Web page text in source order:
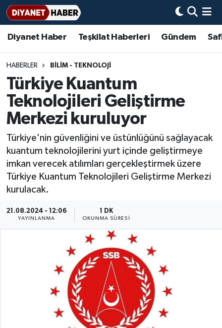
Diyanet Haber Teşkilat Haberleri Gündem
HABERLER BİLİM - TEKNOLOJİ
Türkiye Kuantum
Teknolojileri Geliştirme
Merkezi kuruluyor
Türkiye'nin güvenliğini ve üstünlüğünü sağlayacak
kuantum teknolojilerini yurt içinde geliştirmeye
imkan verecek atılımları gerçekleştirmek üzere
Türkiye Kuantum Teknolojileri Geliştirme Merkezi
kurulacak.
21.08.2024 - 12:06
YAYINLANMA
1 DK
OKUNMA SÜRESI
Diyanet Haber
Teşkilat Haberleri
Adana Müftülüğü
Adıyaman Müftülüğü
Afyonkarahisar Müftülüğü
Ağrı Müftülüğü
Aksaray Müftülüğü
Amasya Müftülüğü
Ankara Müftülüğü
Antalya Müftülüğü
Ardahan Müftülüğü
Artvin Müftülüğü
Aydın Müftülüğü
Balıkesir Müftülüğü
Gündem
#Keşfet
Bir Ayet
Bir Hikaye
Biyografiler
Dini kavramlar
Diyanet Bilgi
Diyanet Takvimi
Dualar
Hadislerle İslam
Kurban
Mukabele
Peygamberimizin Hayatı
Basında Bugün
DİYANET eKİTAP
Diyanet Dergi
Aile Dergisi
Aylık Dergi
TDV
DİYANET AKADEMİ
DİYANET GENÇLİK
DİYANET RADYO/TV
İmam Hatip Okulları
Başmakale
Hadis-i Şerifler
Hayat Okumaları
Nöbetçi Eczaneler
Hava Durumu
Ankara Namaz Vakitleri
Trafik Durumu
Süper Lig Puan Durumu ve Fikstür
Tüm Manşetler
Son Dakika Haberleri
Haber Arşivi